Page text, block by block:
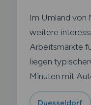
Im Umland von
weitere
Arbeitsmärkte
liegen
Minuten mit
Duesseldorf